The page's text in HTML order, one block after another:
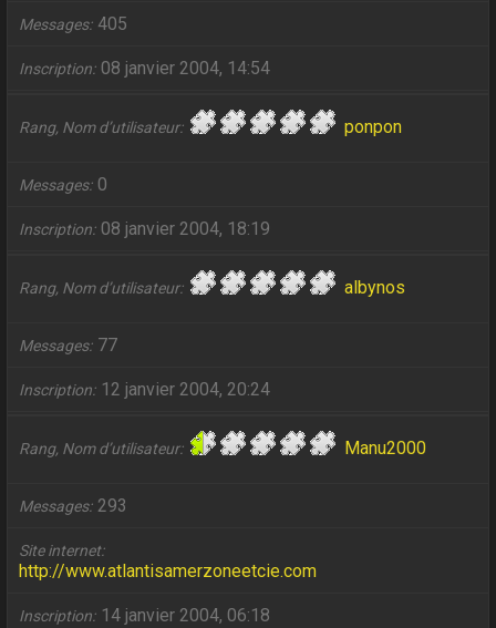
Messages 405
Inscription 08 janvier 2004, 14:54
Rang, Nom d’utilisateur ponpon
Messages 0
Inscription 08 janvier 2004, 18:19
Rang, Nom d’utilisateur albynos
Messages 77
Inscription 12 janvier 2004, 20:24
Rang, Nom d’utilisateur Manu2000
Messages 293
Site internet
http://www.atlantisamerzoneetcie.com
Inscription 14 janvier 2004, 06:18